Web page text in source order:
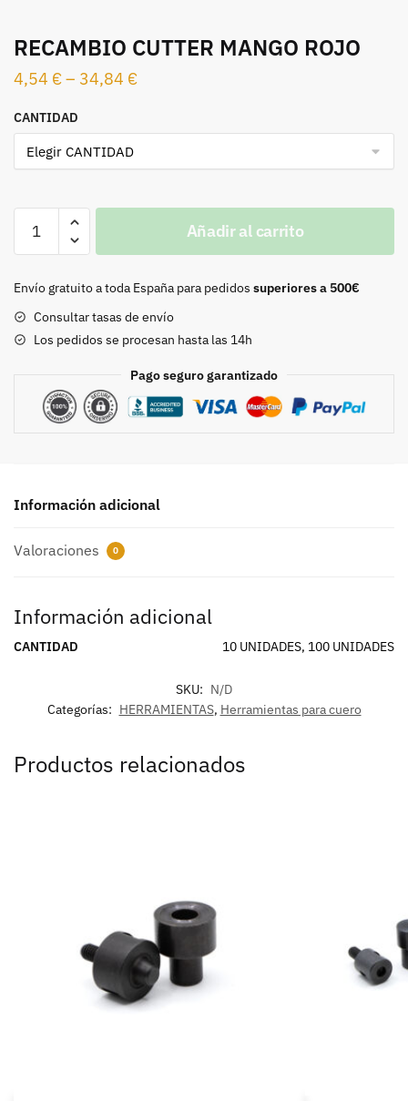
RECAMBIO CUTTER MANGO ROJO
4,54 €– 34,84 €
CANTIDAD
RECAMBIO
CUTTER
ROJO
Añadir al carrito
Envío gratuito a toda España para pedidos superiores a 500€
Consultar tasas de envío
Los pedidos se procesan hasta las 14h
Pago seguro garantizado
Información adicional
Valoraciones 0
Información adicional
CANTIDAD 10 UNIDADES, 100 UNIDADES
SKU: N/D
Categorías: HERRAMIENTAS, Herramientas para cuero
Productos relacionados